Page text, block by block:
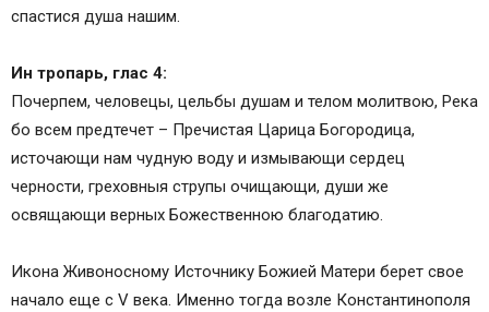
Кондак 3
Кондак 4
Икос 4
Кондак 5
Икос 5
Кондак 6
Икос 6
Икос 7
Кондак 8
спастися душа нашим.
Ин тропарь, глас 4:
Почерпем, человецы, цельбы душам и телом молитвою, Река
бо всем предтечет – Пречистая Царица Богородица,
источающи нам чудную воду и измывающи сердец
черности, греховныя струпы очищающи, души же
освящающи верных Божественною благодатию.
Икона Живоносному Источнику Божией Матери берет свое
начало еще с V века. Именно тогда возле Константинополя